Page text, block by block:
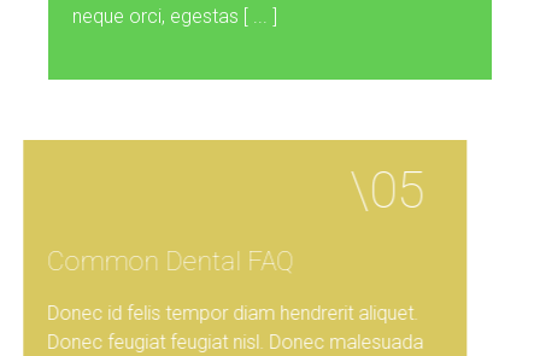
neque orci, egestas [ ... ]
Common Dental FAQ
Donec id felis tempor diam hendrerit aliquet.
Donec feugiat feugiat nisl. Donec malesuada